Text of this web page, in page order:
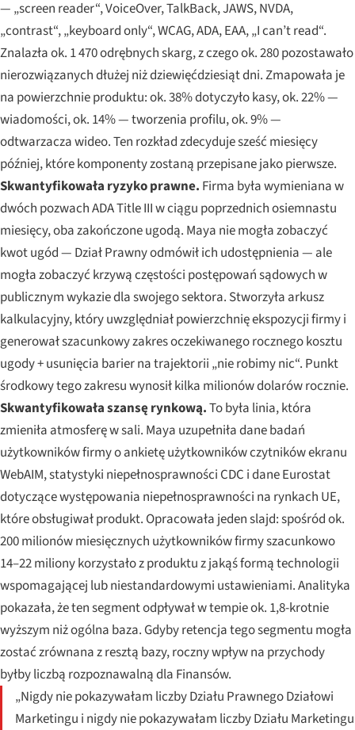
— „screen reader“, VoiceOver, TalkBack, JAWS, NVDA,
„contrast“, „keyboard only“, WCAG, ADA, EAA, „I can’t read“.
Znalazła ok. 1 470 odrębnych skarg, z czego ok. 280 pozostawało
nierozwiązanych dłużej niż dziewięćdziesiąt dni. Zmapowała je
na powierzchnie produktu: ok. 38% dotyczyło kasy, ok. 22% —
wiadomości, ok. 14% — tworzenia profilu, ok. 9% —
odtwarzacza wideo. Ten rozkład zdecyduje sześć miesięcy
później, które komponenty zostaną przepisane jako pierwsze.
Skwantyfikowała ryzyko prawne. Firma była wymieniana w
dwóch pozwach ADA Title III w ciągu poprzednich osiemnastu
miesięcy, oba zakończone ugodą. Maya nie mogła zobaczyć
kwot ugód — Dział Prawny odmówił ich udostępnienia — ale
mogła zobaczyć krzywą częstości postępowań sądowych w
publicznym wykazie dla swojego sektora. Stworzyła arkusz
kalkulacyjny, który uwzględniał powierzchnię ekspozycji firmy i
generował szacunkowy zakres oczekiwanego rocznego kosztu
ugody + usunięcia barier na trajektorii „nie robimy nic“. Punkt
środkowy tego zakresu wynosił kilka milionów dolarów rocznie.
Skwantyfikowała szansę rynkową.To była linia, która
zmieniła atmosferę w sali. Maya uzupełniła dane badań
użytkowników firmy o ankietę użytkowników czytników ekranu
WebAIM, statystyki niepełnosprawności CDC i dane Eurostat
dotyczące występowania niepełnosprawności na rynkach UE,
które obsługiwał produkt. Opracowała jeden slajd: spośród ok.
200 milionów miesięcznych użytkowników firmy szacunkowo
14–22 miliony korzystało z produktu z jakąś formą technologii
wspomagającej lub niestandardowymi ustawieniami. Analityka
pokazała, że ten segment odpływał w tempie ok. 1,8-krotnie
wyższym niż ogólna baza. Gdyby retencja tego segmentu mogła
zostać zrównana z resztą bazy, roczny wpływ na przychody
byłby liczbą rozpoznawalną dla Finansów.
„Nigdy nie pokazywałam liczby Działu Prawnego Działowi
Marketingu i nigdy nie pokazywałam liczby Działu Marketingu